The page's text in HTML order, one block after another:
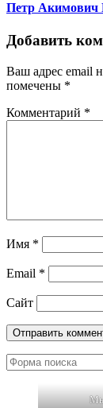
Петр Акимович
Добавить
Ваш адрес email
помечены *
Комментарий *
Имя *
Email *
Сайт
Мы